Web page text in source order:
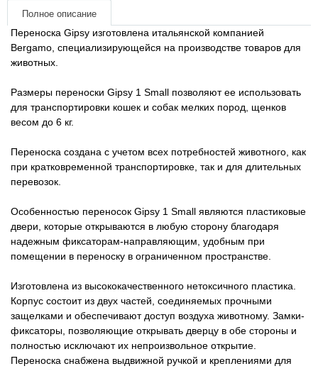
Полное описание
Переноска Gipsy изготовлена ​​итальянской компанией
Bergamo, специализирующейся на производстве товаров для
животных.
Размеры переноски Gipsy 1 Small позволяют ее использовать
для транспортировки кошек и собак мелких пород, щенков
весом до 6 кг.
Переноска создана с учетом всех потребностей животного, как
при кратковременной транспортировке, так и для длительных
перевозок.
Особенностью переносок Gipsy 1 Small являются пластиковые
двери, которые открываются в любую сторону благодаря
надежным фиксаторам-направляющим, удобным при
помещении в переноску в ограниченном пространстве.
Изготовлена ​​из высококачественного нетоксичного пластика.
Корпус состоит из двух частей, соединяемых прочными
защелками и обеспечивают доступ воздуха животному. Замки-
фиксаторы, позволяющие открывать дверцу в обе стороны и
полностью исключают их непроизвольное открытие.
Переноска снабжена выдвижной ручкой и креплениями для
Товары для людей
Хозряд - хозтовары оптом
Популярные зоотовары
Архив / Снято с производства